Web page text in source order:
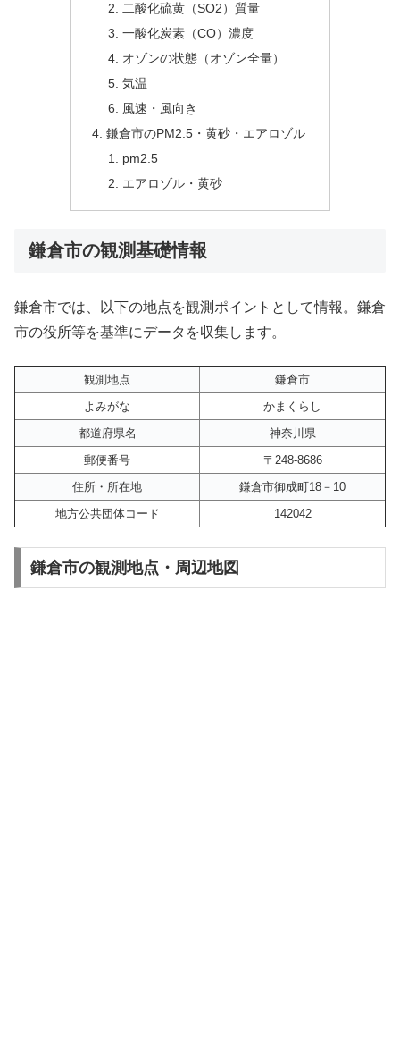
二酸化硫黄（SO2）質量
一酸化炭素（CO）濃度
オゾンの状態（オゾン全量）
気温
風速・風向き
鎌倉市のPM2.5・黄砂・エアロゾル
pm2.5
エアロゾル・黄砂
鎌倉市の観測基礎情報
鎌倉市では、以下の地点を観測ポイントとして情報。鎌倉
市の役所等を基準にデータを収集します。
観測地点
鎌倉市
よみがな
かまくらし
都道府県名
神奈川県
郵便番号
〒248-8686
住所・所在地
鎌倉市御成町18－10
地方公共団体コード
142042
鎌倉市の観測地点・周辺地図